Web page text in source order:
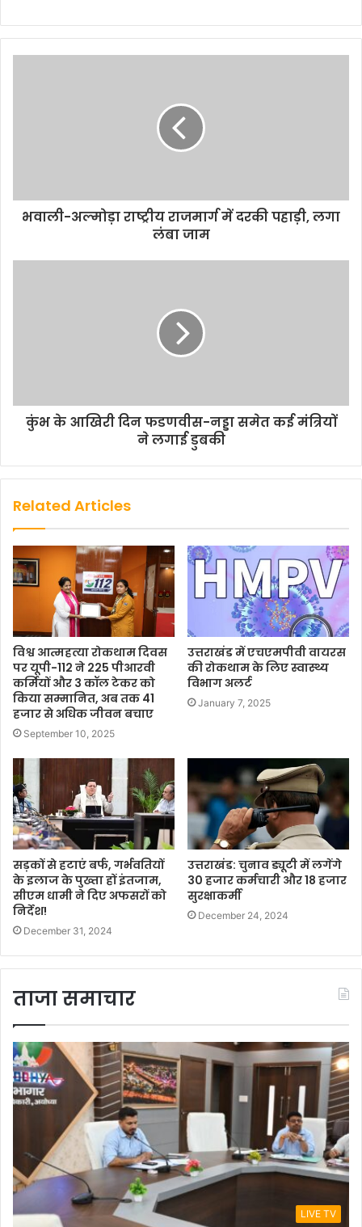
भवाली-अल्मोड़ा राष्ट्रीय राजमार्ग में दरकी पहाड़ी, लगा
लंबा जाम
कुंभ के आखिरी दिन फडणवीस-नड्डा समेत कई मंत्रियों
ने लगाई डुबकी
Related Articles
विश्व आत्महत्या रोकथाम दिवस
पर यूपी-112 ने 225 पीआरवी
कर्मियों और 3 कॉल टेकर को
किया सम्मानित, अब तक 41
हजार से अधिक जीवन बचाए
September 10, 2025
उत्तराखंड में एचएमपीवी वायरस
की रोकथाम के लिए स्वास्थ्य
विभाग अलर्ट
January 7, 2025
सड़कों से हटाएं बर्फ, गर्भवतियों
के इलाज के पुख्ता हों इंतजाम,
सीएम धामी ने दिए अफसरों को
निर्देश!
December 31, 2024
उत्तराखंड: चुनाव ड्यूटी में लगेंगे
30 हजार कर्मचारी और 18 हजार
सुरक्षाकर्मी
December 24, 2024
ताजा समाचार
LIVE TV